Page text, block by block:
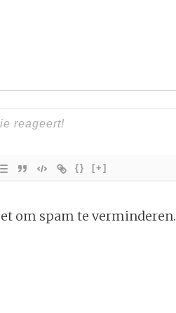
{} [+]
om spam te verminderen.